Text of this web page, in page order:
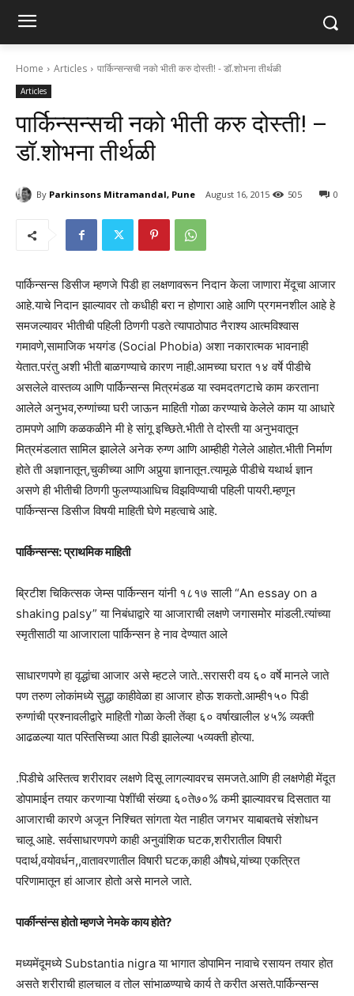
Home Articles पार्किन्सन्सची नको भीती करु दोस्ती! - डॉ.शोभना तीर्थळी
Articles
पार्किन्सन्सची नको भीती करु दोस्ती! –
डॉ.शोभना तीर्थळी
By Parkinsons Mitramandal, Pune August 16, 2015 0
505
पार्किन्सन्स डिसीज म्हणजे पिडी हा लक्षणावरून निदान केला जाणारा मेंदूचा आजार
आहे.याचे निदान झाल्यावर तो कधीही बरा न होणारा आहे आणि प्रगमनशील आहे हे
समजल्यावर भीतीची पहिली ठिणगी पडते त्यापाठोपाठ नैराश्य आत्मविश्वास
गमावणे,सामाजिक भयगंड (Social Phobia) अशा नकारात्मक भावनाही
येतात.परंतु अशी भीती बाळगण्याचे कारण नाही.आमच्या घरात १४ वर्षे पीडीचे
असलेले वास्तव्य आणि पार्किन्सन्स मित्रमंडळ या स्वमदतगटाचे काम करताना
आलेले अनुभव,रुग्णांच्या घरी जाऊन माहिती गोळा करण्याचे केलेले काम या आधारे
ठामपणे आणि कळकळीने मी हे सांगू इच्छिते.भीती ते दोस्ती या अनुभवातून
मित्रमंडलात सामिल झालेले अनेक रुग्ण आणि आम्हीही गेलेले आहोत.भीती निर्माण
होते ती अज्ञानातून्,चुकीच्या आणि अपुर्‍या ज्ञानातून.त्यामूळे पीडीचे यथार्थ ज्ञान
असणे ही भीतीची ठिणगी फुलण्याआधिच विझविण्याची पहिली पायरी.म्हणून
पार्किन्सन्स डिसीज विषयी माहिती घेणे महत्वाचे आहे.
पार्किन्सन्स: प्राथमिक माहिती
ब्रिटीश चिकित्सक जेम्स पार्किन्सन यांनी १८१७ साली “An essay on a
shaking palsy” या निबंधाद्वारे या आजाराची लक्षणे जगासमोर मांडली.त्यांच्या
स्मृतीसाठी या आजाराला पार्किन्सन हे नाव देण्यात आले
साधारणपणे हा वृद्धांचा आजार असे म्हटले जाते..सरासरी वय ६० वर्षे मानले जाते
पण तरुण लोकांमध्ये सुद्धा काहीवेळा हा आजार होऊ शकतो.आम्ही१५० पिडी
रुग्णांची प्रश्नावलीद्वारे माहिती गोळा केली तेंव्हा ६० वर्षाखालील ४५% व्यक्ती
आढळल्या यात पस्तिसिच्या आत पिडी झालेल्या ५व्यक्ती होत्या.
.पिडीचे अस्तित्व शरीरावर लक्षणे दिसू लागल्यावरच समजते.आणि ही लक्षणेही मेंदूत
डोपामाईन तयार करणाऱ्या पेशींची संख्या ६०ते७०% कमी झाल्यावरच दिसतात या
आजाराची कारणे अजून निश्चित सांगता येत नाहीत जगभर याबाबतचे संशोधन
चालू आहे. सर्वसाधारणपणे काही अनुवांशिक घटक,शरीरातील विषारी
पदार्थ,वयोवर्धन,,वातावरणातील विषारी घटक,काही औषधे,यांच्या एकत्रित
परिणामातून हां आजार होतो असे मानले जाते.
पार्कीन्संन्स होतो म्हणजे नेमके काय होते?
मध्यमेंदूमध्ये Substantia nigra या भागात डोपामिन नावाचे रसायन तयार होत
असते शरीराची हालचाल व तोल सांभाळण्याचे कार्य ते करीत असते.पार्किन्सन्स